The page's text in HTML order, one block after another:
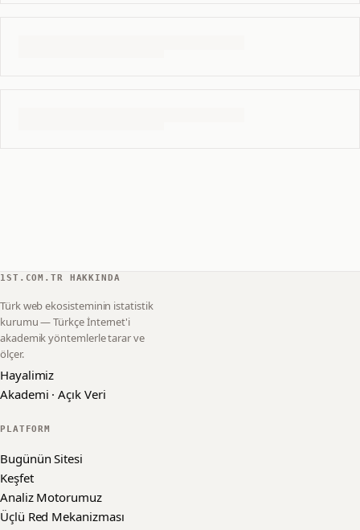
1ST.COM.TR HAKKINDA
Türk web ekosisteminin istatistik
kurumu — Türkçe İnternet'i
akademik yöntemlerle tarar ve
ölçer.
Hayalimiz
Akademi · Açık Veri
PLATFORM
Bugünün Sitesi
Keşfet
Analiz Motorumuz
Üçlü Red Mekanizması